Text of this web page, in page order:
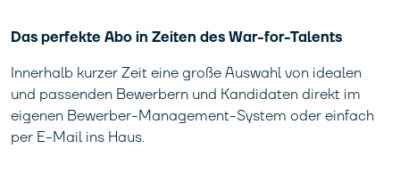
Das perfekte Abo in Zeiten des War-for-Talents
Innerhalb kurzer Zeit eine große Auswahl von idealen
und passenden Bewerbern und Kandidaten direkt im
eigenen Bewerber-Management-System oder einfach
per E-Mail ins Haus.